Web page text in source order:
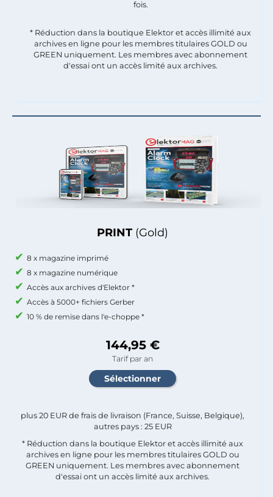
PRINT (Gold)
8 x magazine imprimé
8 x magazine numérique
Accès aux archives d'Elektor *
Accès à 5000+ fichiers Gerber
10 % de remise dans l'e-choppe *
144,95 €
Tarif par an
plus 20 EUR de frais de livraison (France, Suisse, Belgique),
autres pays : 25 EUR
* Réduction dans la boutique Elektor et accès illimité aux
archives en ligne pour les membres titulaires GOLD ou
GREEN uniquement. Les membres avec abonnement
d'essai ont un accès limité aux archives.
fois.​
* Réduction dans la boutique Elektor et accès illimité aux
archives en ligne pour les membres titulaires GOLD ou
GREEN uniquement. Les membres avec abonnement
d'essai ont un accès limité aux archives.